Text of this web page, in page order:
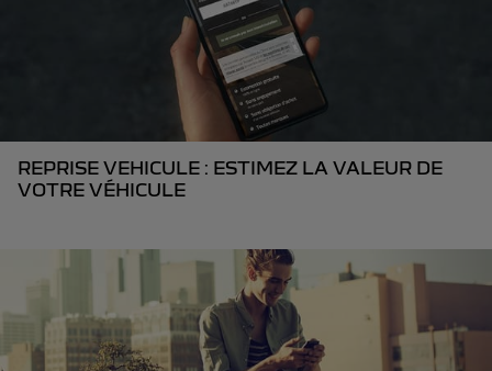
REPRISE VEHICULE : ESTIMEZ LA VALEUR DE
VOTRE VÉHICULE